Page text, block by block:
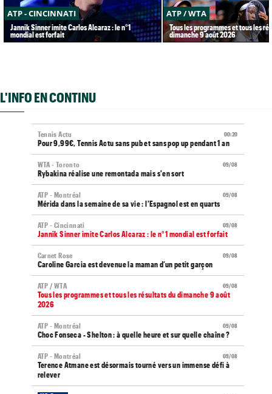
ATP - CINCINNATI
Jannik Sinner imite Carlos Alcaraz : le n°1
mondial est forfait
ATP / WTA
Tous les programmes et tous les
dimanche 9 août 2026
L'INFO EN CONTINU
00:20
Tennis Actu
Pour 9,99€, Tennis Actu sans pub et sans pop up pendant 1 an
09/08
WTA - Toronto
Rybakina réalise une remontada mais s'en sort
09/08
ATP - Montréal
Mérida dans la semaine de sa vie : l'Espagnol est en quarts
09/08
ATP - Cincinnati
Jannik Sinner imite Carlos Alcaraz : le n°1 mondial est forfait
09/08
Carnet Rose
Caroline Garcia est devenue la maman d’un petit garçon
09/08
ATP / WTA
Tous les programmes et tous les résultats du dimanche 9 août
2026
09/08
ATP - Montréal
Choc Fonseca - Shelton : à quelle heure et sur quelle chaîne ?
09/08
ATP - Montréal
Terence Atmane est désormais tourné vers un immense défi à
relever